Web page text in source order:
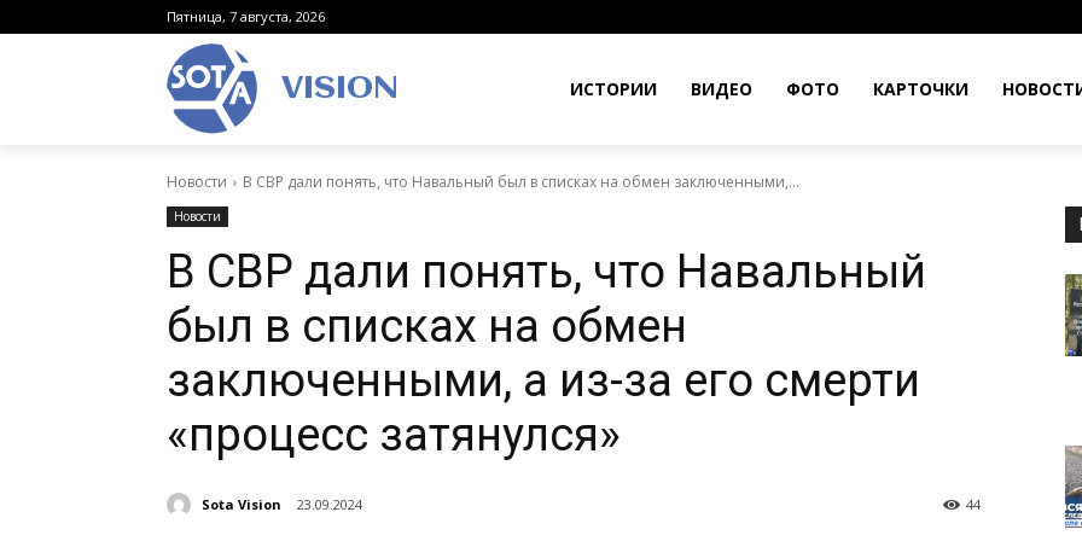
Пятница, 7 августа, 2026
VISION ИСТОРИИ ВИДЕО ФОТО КАРТОЧКИ
Новости В СВР дали понять, что Навальный был в списках на обмен заключенными,...
Новости
В СВР дали понять, что Навальный
был в списках на обмен
заключенными, а из-за его смерти
«процесс затянулся»
Sota Vision 23.09.2024 44